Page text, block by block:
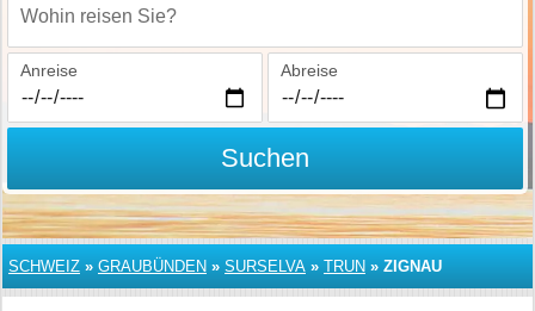
Wohin reisen Sie?
Anreise Abreise
Suchen
SCHWEIZ » GRAUBÜNDEN » SURSELVA » TRUN » ZIGNAU